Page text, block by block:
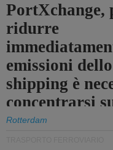
PortXchange,
ridurre
emissioni dello
shipping è
concentrarsi
Rotterdam